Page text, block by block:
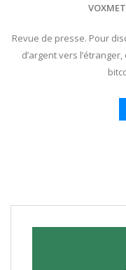
Revue de presse. Pour
d’argent vers